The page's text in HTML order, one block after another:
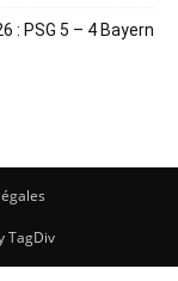
: PSG 5 – 4 Bayern
TagDiv